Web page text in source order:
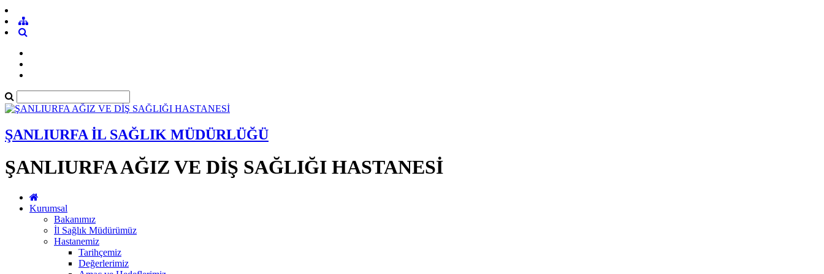
ŞANLIURFA İL SAĞLIK MÜDÜRLÜĞÜ
ŞANLIURFA AĞIZ VE DİŞ SAĞLIĞI HASTANESİ
Kurumsal
Bakanımız
İl Sağlık Müdürümüz
Hastanemiz
Tarihçemiz
Değerlerimiz